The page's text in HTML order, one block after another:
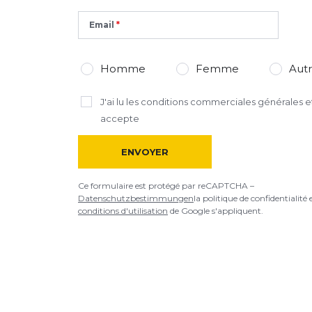
Champs requis
AJOUTER UN AVIS
Ce formulaire est protégé par reCAPTCHA –
de Google s'appliquent.
Email
Homme Femme
J'ai lu les conditions commerciales générales
accepte
ENVOYER
Ce formulaire est protégé par reCAPTCHA –
Datenschutzbestimmungenla politique de confidentialité
conditions d'utilisation de Google s'appliquent.